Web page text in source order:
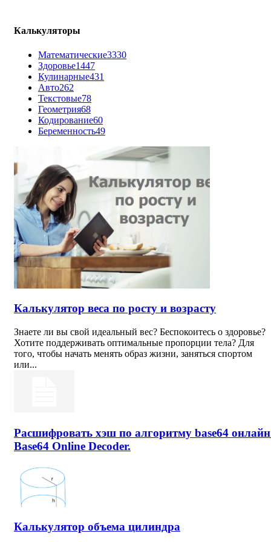
Калькуляторы
Математические3330
Здоровье1447
Кулинарные431
Авто262
Текстовые78
Геометрия68
Кодирование60
Беременность49
Калькулятор веса по росту и возрасту
Знаете ли вы свой идеальный вес? Беспокоитесь о здоровье?
Хотите поддерживать оптимальные пропорции тела? Для
того, чтобы начать менять образ жизни, заняться спортом
или...
Расшифровать хэш по алгоритму base64
Base64 Online Decoder.
Калькулятор объема цилиндра